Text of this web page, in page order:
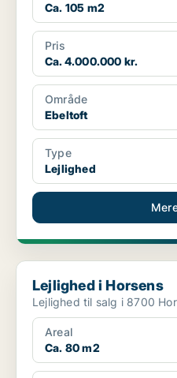
Ca. 105 m2
Pris
Ca. 4.000.000 kr.
Område
Ebeltoft
Type
Lejlighed
Lejlighed i Horsens
Lejlighed i Horsens
Areal
Ca. 80 m2